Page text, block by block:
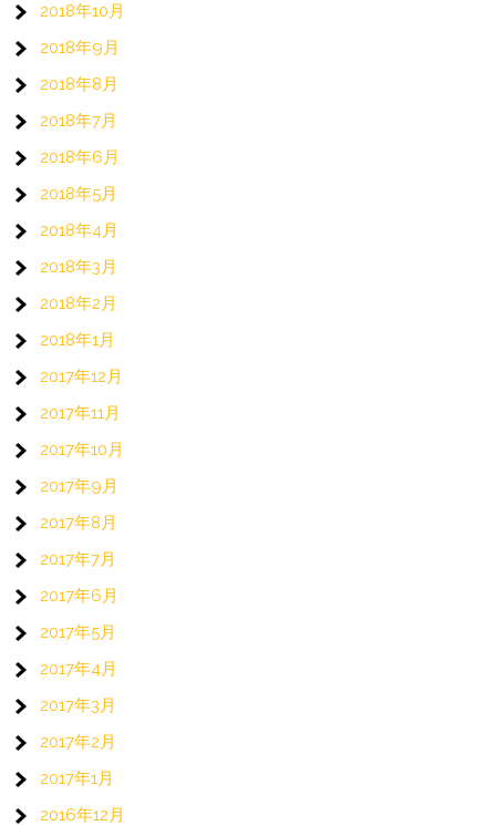
2018年10月
2018年9月
2018年8月
2018年7月
2018年6月
2018年5月
2018年4月
2018年3月
2018年2月
2018年1月
2017年12月
2017年11月
2017年10月
2017年9月
2017年8月
2017年7月
2017年6月
2017年5月
2017年4月
2017年3月
2017年2月
2017年1月
2016年12月